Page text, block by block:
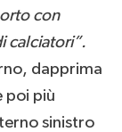
con
calciatori”.
dapprima
poi più
sinistro